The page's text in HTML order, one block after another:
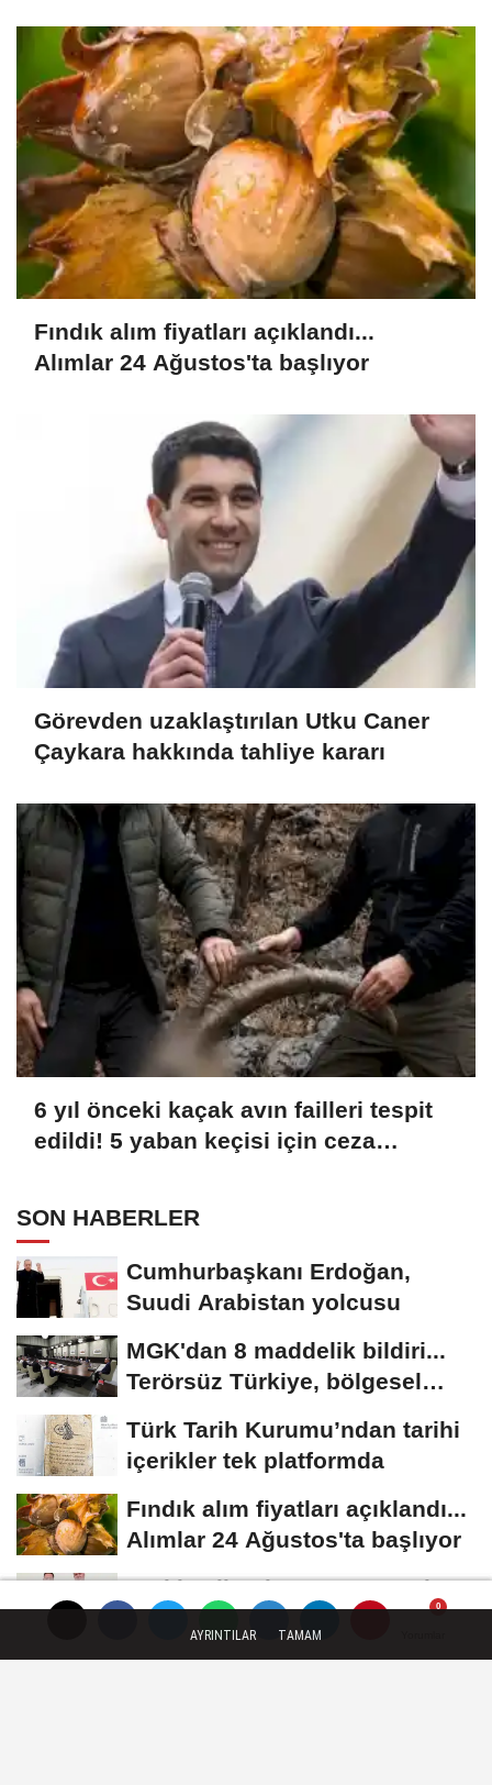
Fındık alım fiyatları açıklandı...
Alımlar 24 Ağustos'ta başlıyor
Görevden uzaklaştırılan Utku Caner
Çaykara hakkında tahliye kararı
6 yıl önceki kaçak avın failleri tespit
edildi! 5 yaban keçisi için ceza
SON HABERLER
Cumhurbaşkanı Erdoğan,
Suudi Arabistan yolcusu
MGK'dan 8 maddelik bildiri...
Terörsüz Türkiye, bölgesel
Türk Tarih Kurumu’ndan tarihi
içerikler tek platformda
Fındık alım fiyatları açıklandı...
Alımlar 24 Ağustos'ta başlıyor
Türkiye ile Vietnam arasında
AYRINTILAR TAMAM